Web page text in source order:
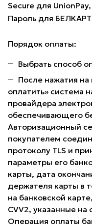
Secure для
Пароль для
Порядок оплаты:
Выбрать способ
После нажатия на
оплатить» система
провайдера
обеспечивающего
Авторизационный
покупателем
протоколу TLS и
параметры его
карты, дата
держателя карты в
на банковской
CVV2, указанные на
Операция оплаты